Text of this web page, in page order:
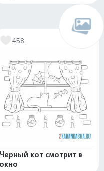
458
Черный кот смотрит в
окно